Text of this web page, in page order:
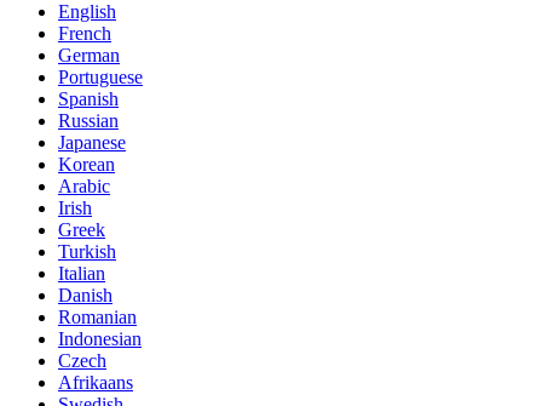
English
French
German
Portuguese
Spanish
Russian
Japanese
Korean
Arabic
Irish
Greek
Turkish
Italian
Danish
Romanian
Indonesian
Czech
Afrikaans